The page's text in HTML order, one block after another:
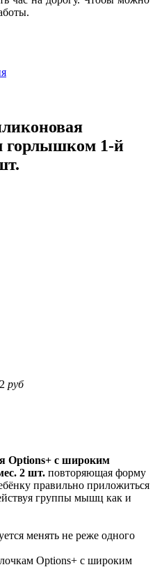
горлышком 1-й
руб
Options+ с широким
2 шт. повторяющая форму
правильно приложиться
группы мышц как и
менять не реже одного
Options+ с широким